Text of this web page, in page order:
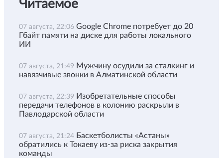
Читаемое
07 августа, 22:06 Google Chrome потребует до 20
Гбайт памяти на диске для работы локального
ИИ
07 августа, 21:49 Мужчину осудили за сталкинг и
навязчивые звонки в Алматинской области
07 августа, 22:39 Изобретательные способы
передачи телефонов в колонию раскрыли в
Павлодарской области
07 августа, 21:24 Баскетболисты «Астаны»
обратились к Токаеву из-за риска закрытия
команды